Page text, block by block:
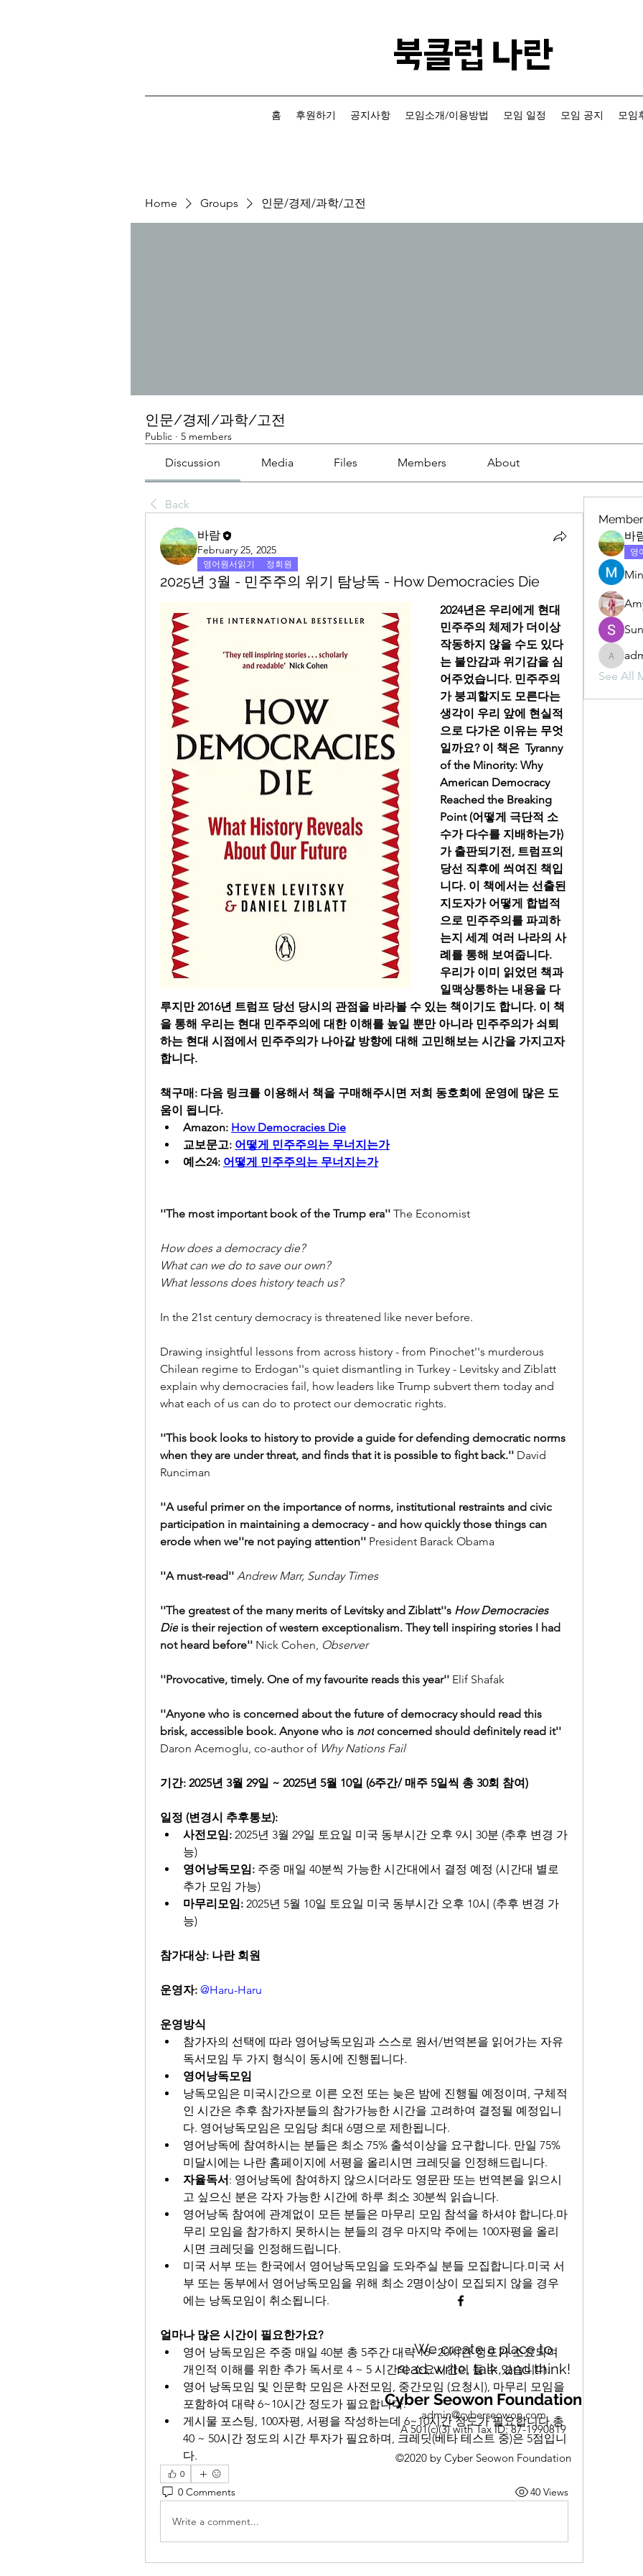
​북클럽 나란
홈 후원하기 공지사항 모임소개/이용방법 모임 일정 모임 공지 모임
Home Groups 인문/경제/과학/고전
인문/경제/과학/고전
Public · 5 members
Discussion Media Files Members About
Back
바람
February 25, 2025
영어원서읽기 정회원
2025년 3월 - 민주주의 위기 탐낭독 - How Democracies Die
2024년은 우리에게 현대
민주주의 체제가 더이상
작동하지 않을 수도 있다
는 불안감과 위기감을 심
어주었습니다. 민주주의
가 붕괴할지도 모른다는
생각이 우리 앞에 현실적
으로 다가온 이유는 무엇
일까요? 이 책은  Tyranny
of the Minority: Why
American Democracy
Reached the Breaking
Point (어떻게 극단적 소
수가 다수를 지배하는가)
가 출판되기전, 트럼프의
당선 직후에 씌여진 책입
니다. 이 책에서는 선출된
지도자가 어떻게 합법적
으로 민주주의를 파괴하
는지 세계 여러 나라의 사
례를 통해 보여줍니다.
우리가 이미 읽었던 책과
일맥상통하는 내용을 다
루지만 2016년 트럼프 당선 당시의 관점을 바라볼 수 있는 책이기도 합니다. 이 책
을 통해 우리는 현대 민주주의에 대한 이해를 높일 뿐만 아니라 민주주의가 쇠퇴
하는 현대 시점에서 민주주의가 나아갈 방향에 대해 고민해보는 시간을 가지고자
합니다.
책구매: 다음 링크를 이용해서 책을 구매해주시면 저희 동호회에 운영에 많은 도
움이 됩니다.
Amazon: How Democracies Die
교보문고: 어떻게 민주주의는 무너지는가
예스24: 어떻게 민주주의는 무너지는가
''The most important book of the Trump era'' The Economist
How does a democracy die?
What can we do to save our own?
What lessons does history teach us?
In the 21st century democracy is threatened like never before.
Drawing insightful lessons from across history - from Pinochet''s murderous
Chilean regime to Erdogan''s quiet dismantling in Turkey - Levitsky and Ziblatt
explain why democracies fail, how leaders like Trump subvert them today and
what each of us can do to protect our democratic rights.
''This book looks to history to provide a guide for defending democratic norms
when they are under threat, and finds that it is possible to fight back.'' David
Runciman
''A useful primer on the importance of norms, institutional restraints and civic
participation in maintaining a democracy - and how quickly those things can
erode when we''re not paying attention'' President Barack Obama
''A must-read'' Andrew Marr, Sunday Times
''The greatest of the many merits of Levitsky and Ziblatt''s How Democracies
Die is their rejection of western exceptionalism. They tell inspiring stories I had
not heard before'' Nick Cohen, Observer
''Provocative, timely. One of my favourite reads this year'' Elif Shafak
''Anyone who is concerned about the future of democracy should read this
brisk, accessible book. Anyone who is not
Daron Acemoglu, co-author of Why Nations Fail
기간: 2025년 3월 29일 ~ 2025년 5월 10일 (6주간/ 매주 5일씩 총 30회 참여)
일정 (변경시 추후통보):
사전모임: 2025년 3월 29일 토요일 미국 동부시간 오후 9시 30분 (추후 변경 가
능)
영어낭독모임: 주중 매일 40분씩 가능한 시간대에서 결정 예정 (시간대 별로
추가 모임 가능)
마무리모임: 2025년 5월 10일 토요일 미국 동부시간 오후 10시 (추후 변경 가
능)
참가대상: 나란 회원
운영자: @Haru-Haru
운영방식
참가자의 선택에 따라 영어낭독모임과 스스로 원서/번역본을 읽어가는 자유
독서모임 두 가지 형식이 동시에 진행됩니다.
영어낭독모임
낭독모임은 미국시간으로 이른 오전 또는 늦은 밤에 진행될 예정이며, 구체적
인 시간은 추후 참가자분들의 참가가능한 시간을 고려하여 결정될 예정입니
다. 영어낭독모임은 모임당 최대 6명으로 제한됩니다.
영어낭독에 참여하시는 분들은 최소 75% 출석이상을 요구합니다. 만일 75%
미달시에는 나란 홈페이지에 서평을 올리시면 크레딧을 인정해드립니다.
자율독서 : 영어낭독에 참여하지 않으시더라도 영문판 또는 번역본을 읽으시
고 싶으신 분은 각자 가능한 시간에 하루 최소 30분씩 읽습니다.
영어낭독 참여에 관계없이 모든 분들은 마무리 모임 참석을 하셔야 합니다.마
무리 모임을 참가하지 못하시는 분들의 경우 마지막 주에는 100자평을 올리
시면 크레딧을 인정해드립니다.
미국 서부 또는 한국에서 영어낭독모임을 도와주실 분들 모집합니다.미국 서
부 또는 동부에서 영어낭독모임을 위해 최소 2명이상이 모집되지 않을 경우
에는 낭독모임이 취소됩니다.
얼마나 많은 시간이 필요한가요?
영어 낭독모임은 주중 매일 40분 총 5주간 대략 16~20시간 정도가 소요되며
개인적 이해를 위한 추가 독서로 4 ~ 5 시간의 소요시간이 들 수 있습니다.
영어 낭독모임 및 인문학 모임은 사전모임, 중간모임 (요청시), 마무리 모임을
포함하여 대략 6~10시간 정도가 필요합니다.
게시물 포스팅, 100자평, 서평을 작성하는데 6~10시간 정도가 필요합니다.총
40 ~ 50시간 정도의 시간 투자가 필요하며, 크레딧(베타 테스트 중)은 5점입니
다.
0
0 Comments 40 Views
Write a comment...
바
영
admin
See All
We create a place to
read, write, talk, and think!
Cyber Seowon Foundation
admin@cyberseowon.com
A 501(c)(3) with Tax ID: 87-1990819
©2020 by Cyber Seowon Foundation